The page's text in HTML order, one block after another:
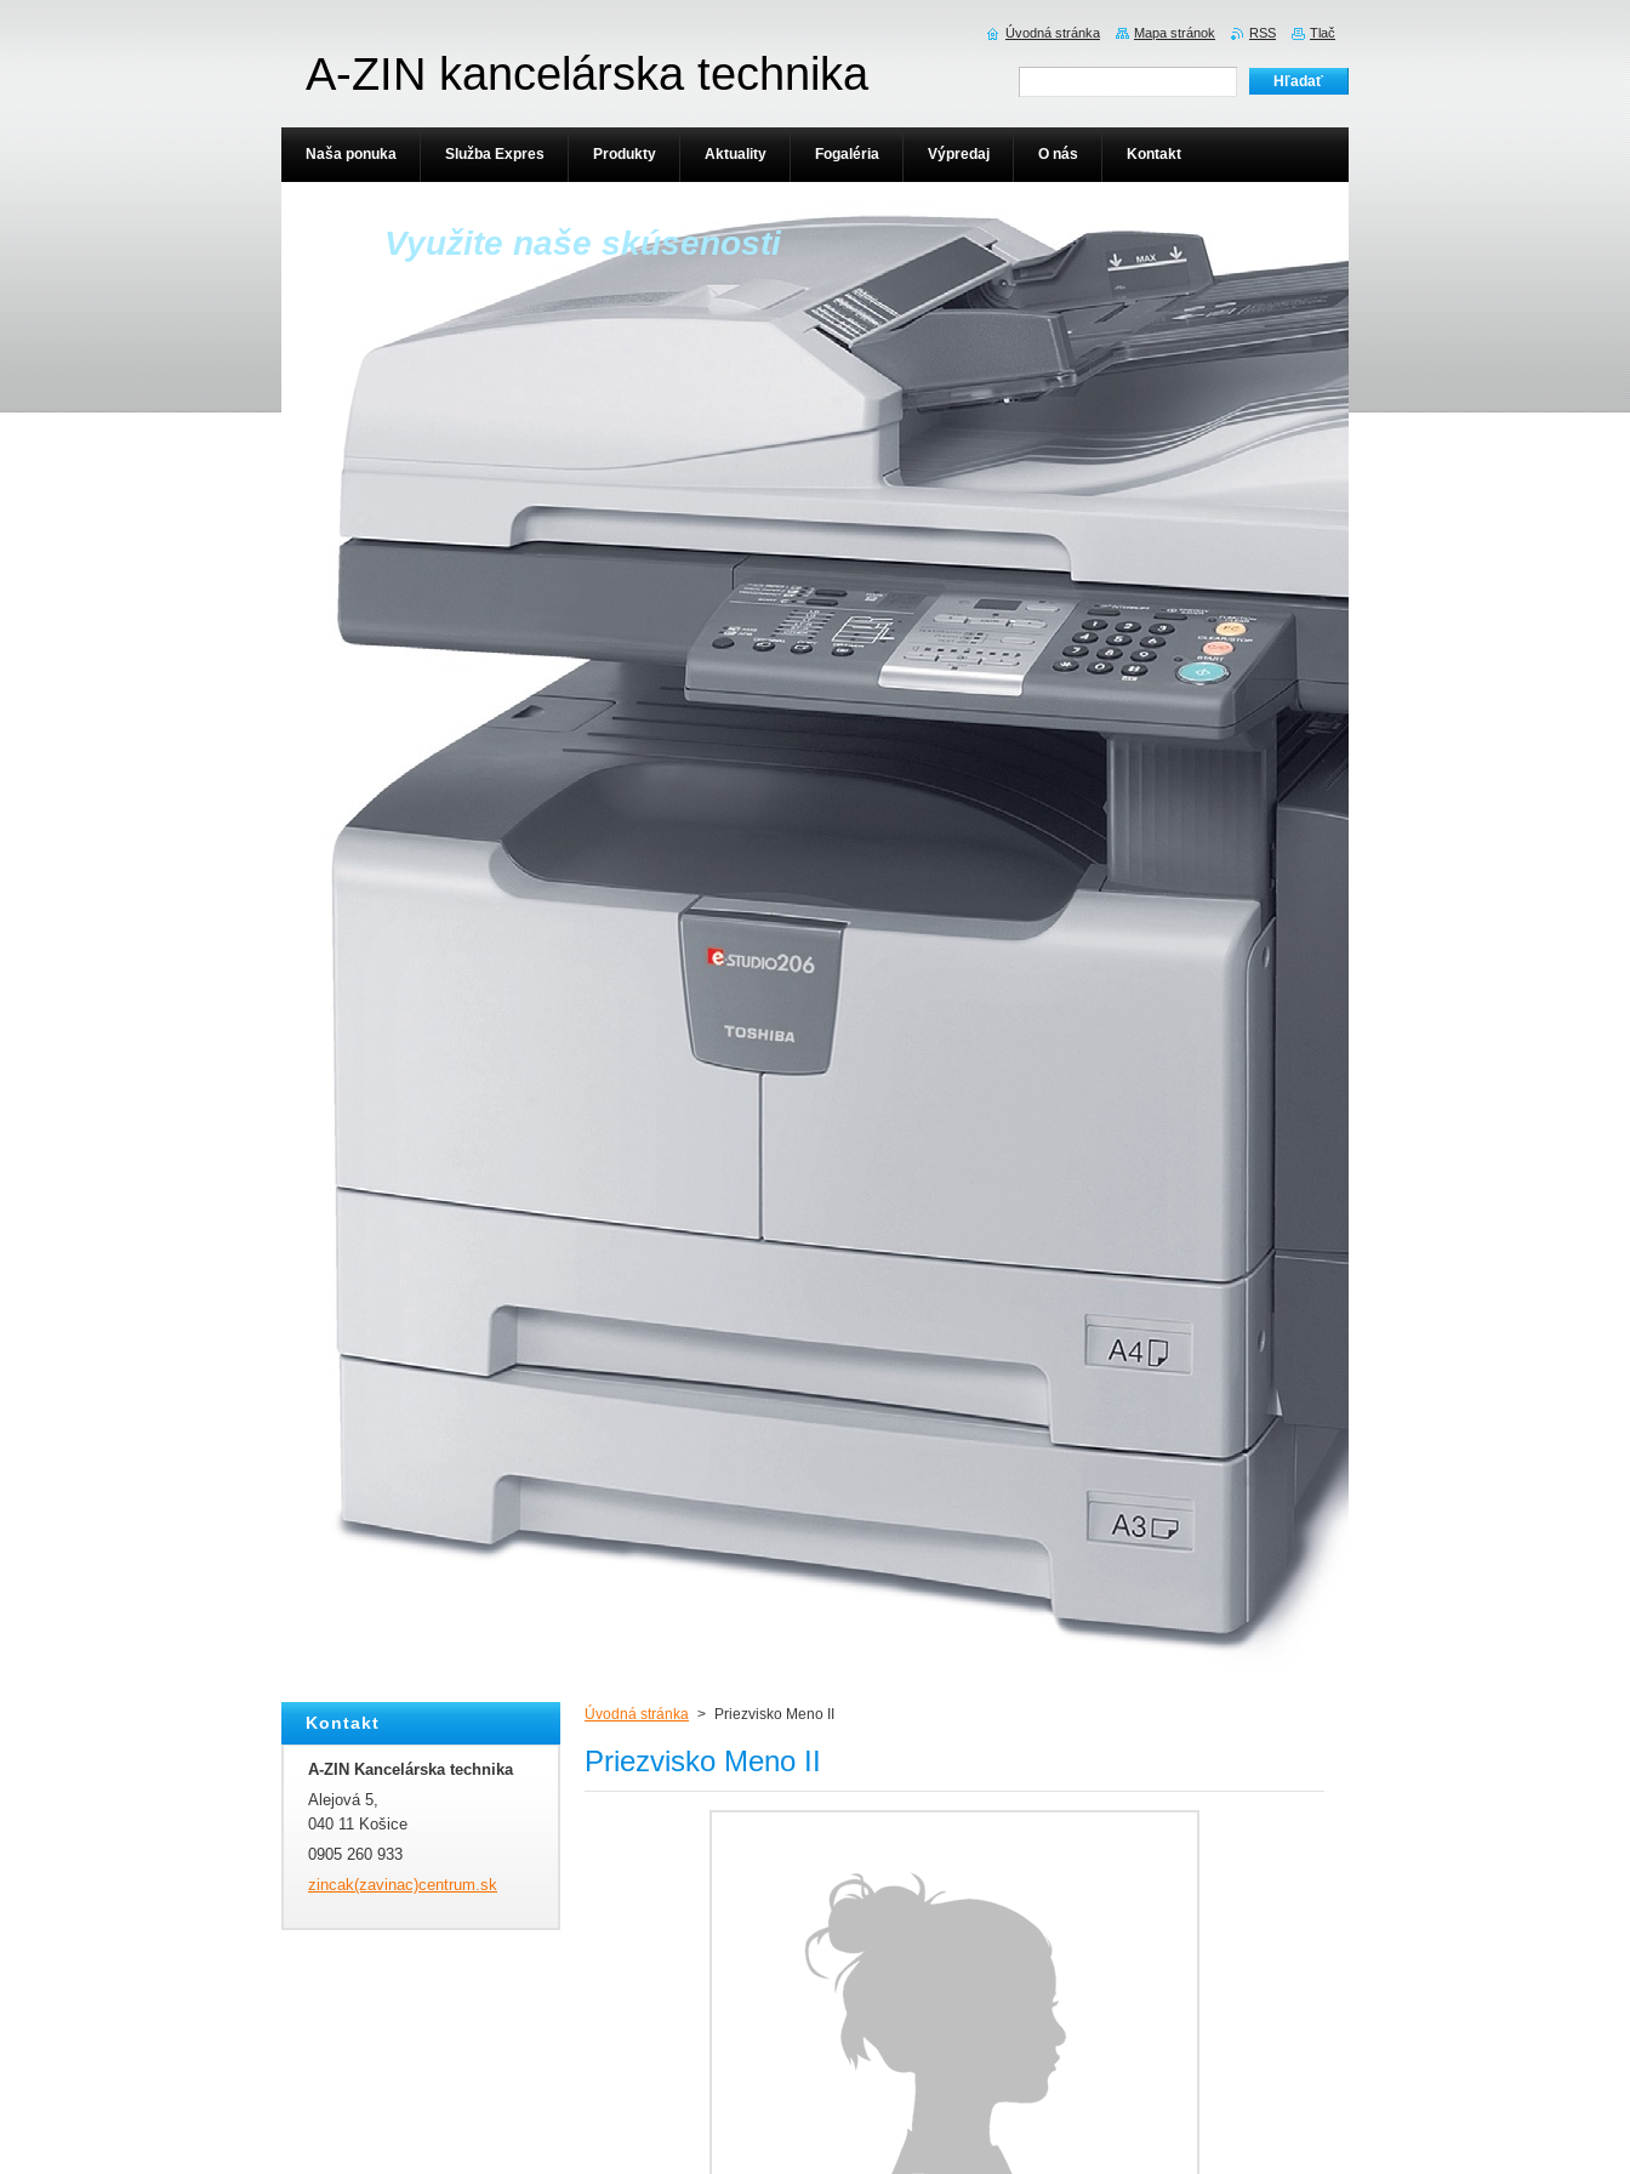
A-ZIN kancelárska technika
Využite naše skúsenosti
Úvodná stránka > Priezvisko Meno II
Priezvisko Meno II
Kontakt
A-ZIN Kancelárska technika
Alejová 5,
040 11 Košice
0905 260 933
zincak(zavinac)centrum.sk
Naša ponuka Služba Expres Produkty Aktuality Fogaléria Výpredaj O nás Kontakt
Úvodná stránka Mapa stránok RSS Tlač